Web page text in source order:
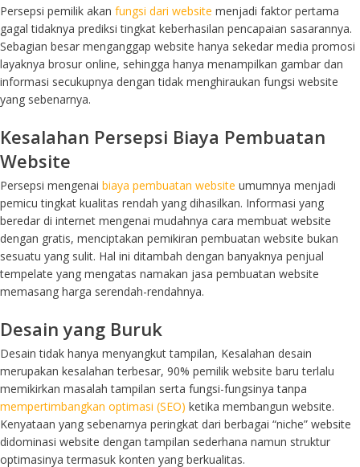
Persepsi pemilik akan fungsi dari website menjadi faktor pertama
gagal tidaknya prediksi tingkat keberhasilan pencapaian sasarannya.
Sebagian besar menganggap website hanya sekedar media promosi
layaknya brosur online, sehingga hanya menampilkan gambar dan
informasi secukupnya dengan tidak menghiraukan fungsi website
yang sebenarnya.
Kesalahan Persepsi Biaya Pembuatan
Website
Persepsi mengenai biaya pembuatan website umumnya menjadi
pemicu tingkat kualitas rendah yang dihasilkan. Informasi yang
beredar di internet mengenai mudahnya cara membuat website
dengan gratis, menciptakan pemikiran pembuatan website bukan
sesuatu yang sulit. Hal ini ditambah dengan banyaknya penjual
tempelate yang mengatas namakan jasa pembuatan website
memasang harga serendah-rendahnya.
Desain yang Buruk
Desain tidak hanya menyangkut tampilan, Kesalahan desain
merupakan kesalahan terbesar, 90% pemilik website baru terlalu
memikirkan masalah tampilan serta fungsi-fungsinya tanpa
mempertimbangkan optimasi (SEO) ketika membangun website.
Kenyataan yang sebenarnya peringkat dari berbagai “niche” website
didominasi website dengan tampilan sederhana namun struktur
optimasinya termasuk konten yang berkualitas.